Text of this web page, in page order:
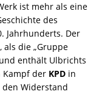
ist mehr als eine
des
Jahrhunderts. Der
als die „Gruppe
enthält Ulbrichts
Kampf der KPD in
Widerstand